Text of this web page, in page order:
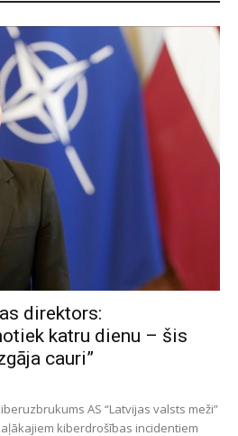
direktors:
katru dienu – šis
cauri”
AS “Latvijas valsts meži”
kiberdrošības incidentiem